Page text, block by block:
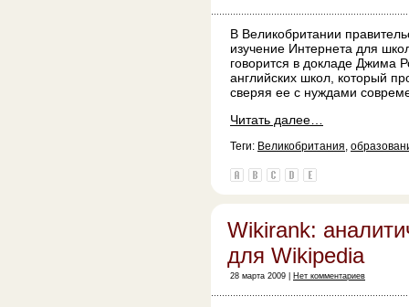
В Великобритании
изучение Интернета для
говорится в докладе Джима
английских школ, который
сверяя ее с нуждами
Читать далее…
Теги: Великобритания,
Wikirank:
для Wikipedia
28 марта 2009 | Нет комментариев